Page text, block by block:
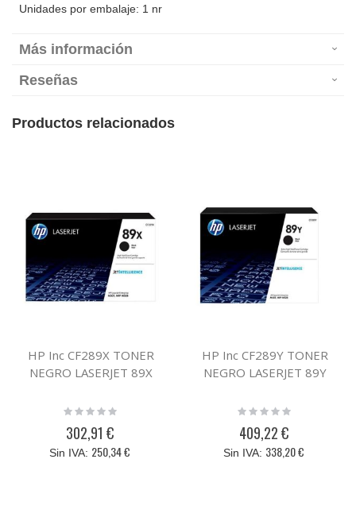
Unidades por embalaje: 1 nr
Más información
Reseñas
Productos relacionados
HP Inc CF289X TONER
NEGRO LASERJET 89X
Rating:
302,91 €
250,34 €
HP Inc CF289Y TONER
NEGRO LASERJET 89Y
Rating:
409,22 €
338,20 €